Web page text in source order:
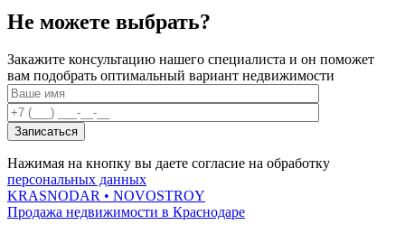
Не можете выбрать?
Закажите консультацию нашего специалиста и он поможет
вам подобрать оптимальный вариант недвижимости
Нажимая на кнопку вы даете согласие на обработку
персональных данных
KRASNODAR • NOVOSTROY
Продажа недвижимости в Краснодаре